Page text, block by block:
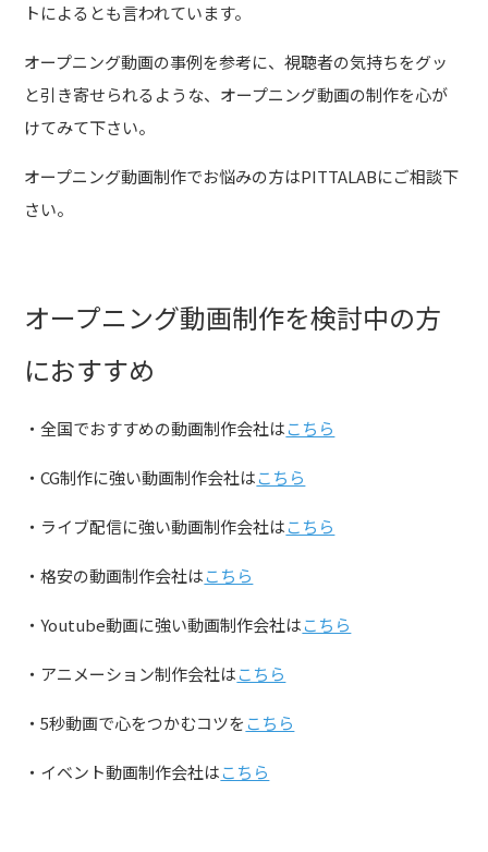
トによるとも言われています。
オープニング動画の事例を参考に、視聴者の気持ちをグッ
と引き寄せられるような、オープニング動画の制作を心が
けてみて下さい。
オープニング動画制作でお悩みの方はPITTALABにご相談下
さい。
オープニング動画制作を検討中の方
におすすめ
・全国でおすすめの動画制作会社はこちら
・CG制作に強い動画制作会社はこちら
・ライブ配信に強い動画制作会社はこちら
・格安の動画制作会社はこちら
・Youtube動画に強い動画制作会社はこちら
・アニメーション制作会社はこちら
・5秒動画で心をつかむコツをこちら
・イベント動画制作会社はこちら